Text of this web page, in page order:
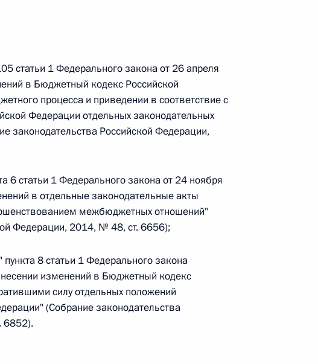
г. № 266-ФЗ
Федерации «О защите прав потребителей»
г. № 247-ФЗ
№ 245-ФЗ
статьи 1 Федерального закона от 26 апреля
в Бюджетный кодекс Российской
процесса и приведении в соответствие с
Федерации отдельных законодательных
законодательства Российской Федерации,
6 статьи 1 Федерального закона от 24 ноября
в отдельные законодательные акты
межбюджетных отношений"
Федерации, 2014, № 48, ст. 6656);
8 статьи 1 Федерального закона
изменений в Бюджетный кодекс
силу отдельных положений
(Собрание законодательства
6852).